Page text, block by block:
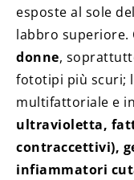
esposte al sole
labbro superiore.
donne,
fototipi più scuri;
multifattoriale e
ultravioletta,
contraccettivi),
infiammatori